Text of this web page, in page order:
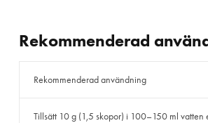
Rekommenderad
Rekommenderad användning
Tillsätt 10 g (1,5 skopor) i 100–150 ml vatten